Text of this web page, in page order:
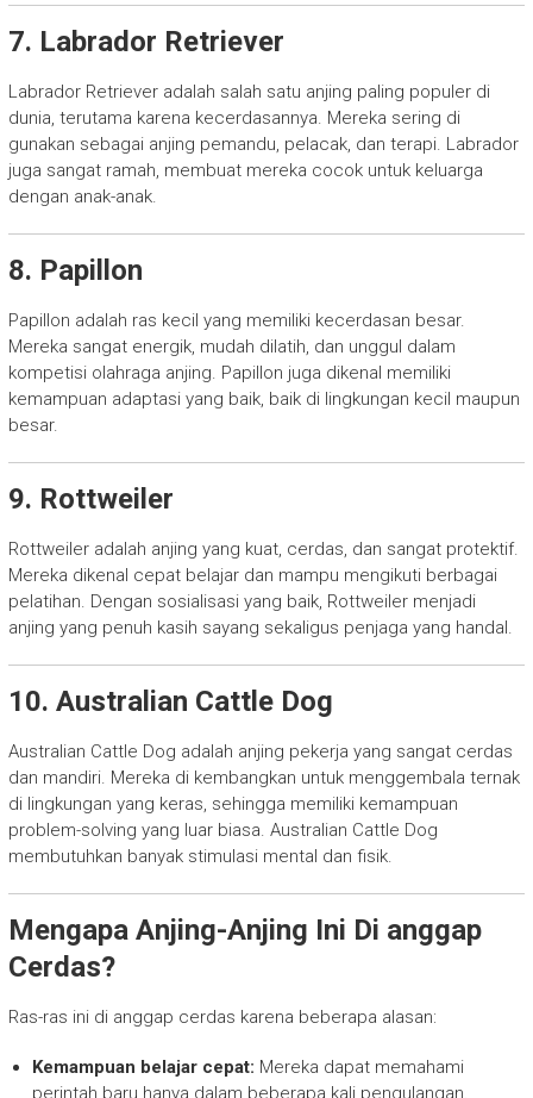
7. Labrador Retriever
Labrador Retriever adalah salah satu anjing paling populer di
dunia, terutama karena kecerdasannya. Mereka sering di
gunakan sebagai anjing pemandu, pelacak, dan terapi. Labrador
juga sangat ramah, membuat mereka cocok untuk keluarga
dengan anak-anak.
8. Papillon
Papillon adalah ras kecil yang memiliki kecerdasan besar.
Mereka sangat energik, mudah dilatih, dan unggul dalam
kompetisi olahraga anjing. Papillon juga dikenal memiliki
kemampuan adaptasi yang baik, baik di lingkungan kecil maupun
besar.
9. Rottweiler
Rottweiler adalah anjing yang kuat, cerdas, dan sangat protektif.
Mereka dikenal cepat belajar dan mampu mengikuti berbagai
pelatihan. Dengan sosialisasi yang baik, Rottweiler menjadi
anjing yang penuh kasih sayang sekaligus penjaga yang handal.
10. Australian Cattle Dog
Australian Cattle Dog adalah anjing pekerja yang sangat cerdas
dan mandiri. Mereka di kembangkan untuk menggembala ternak
di lingkungan yang keras, sehingga memiliki kemampuan
problem-solving yang luar biasa. Australian Cattle Dog
membutuhkan banyak stimulasi mental dan fisik.
Mengapa Anjing-Anjing Ini Di anggap
Cerdas?
Ras-ras ini di anggap cerdas karena beberapa alasan:
Kemampuan belajar cepat: Mereka dapat memahami